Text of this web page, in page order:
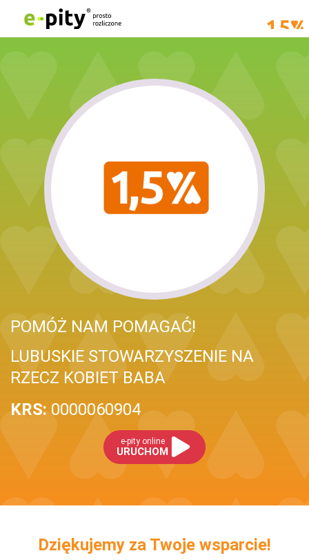
POMÓŻ NAM POMAGAĆ!
LUBUSKIE STOWARZYSZENIE NA
RZECZ KOBIET BABA
KRS: 0000060904
e-pity online
URUCHOM
Dziękujemy za Twoje wsparcie!